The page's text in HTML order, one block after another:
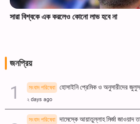
সারা বিশ্বকে এক করলেও কোনো লাভ হবে না
জনপ্রিয়
সংবাদ পরিষেবা হোসাইনি প্রেমিক ও অনুসারীদের
২ days ago
সংবাদ পরিষেবা
দামেস্কে আয়াতুল্লাহ মির্জা জাওয়াদ